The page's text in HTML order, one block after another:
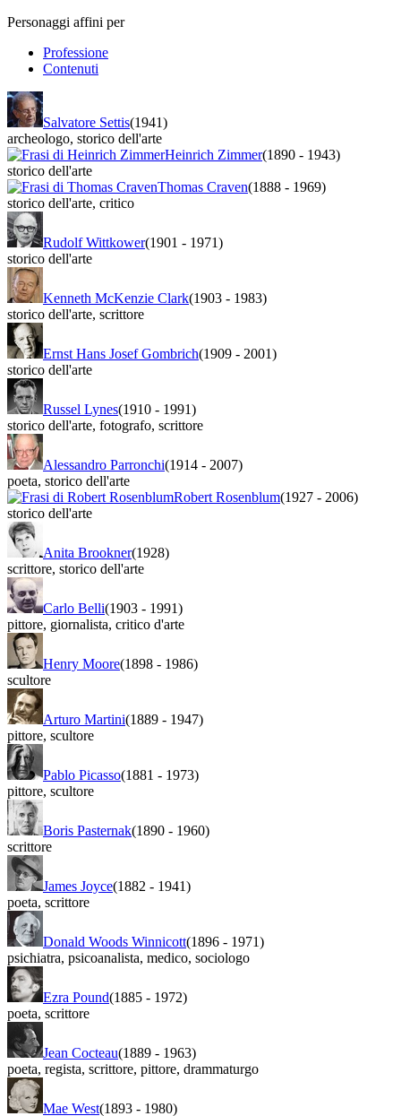
Personaggi affini per
Professione
Contenuti
Salvatore Settis(1941)
archeologo, storico dell'arte
Heinrich Zimmer(1890 - 1943)
storico dell'arte
Thomas Craven(1888 - 1969)
storico dell'arte, critico
Rudolf Wittkower(1901 - 1971)
storico dell'arte
Kenneth McKenzie Clark(1903 - 1983)
storico dell'arte, scrittore
Ernst Hans Josef Gombrich(1909 - 2001)
storico dell'arte
Russel Lynes(1910 - 1991)
storico dell'arte, fotografo, scrittore
Alessandro Parronchi(1914 - 2007)
poeta, storico dell'arte
Robert Rosenblum(1927 - 2006)
storico dell'arte
Anita Brookner(1928)
scrittore, storico dell'arte
Carlo Belli(1903 - 1991)
pittore, giornalista, critico d'arte
Henry Moore(1898 - 1986)
scultore
Arturo Martini(1889 - 1947)
pittore, scultore
Pablo Picasso(1881 - 1973)
pittore, scultore
Boris Pasternak(1890 - 1960)
scrittore
James Joyce(1882 - 1941)
poeta, scrittore
Donald Woods Winnicott(1896 - 1971)
psichiatra, psicoanalista, medico, sociologo
Ezra Pound(1885 - 1972)
poeta, scrittore
Jean Cocteau(1889 - 1963)
poeta, regista, scrittore, pittore, drammaturgo
Mae West(1893 - 1980)